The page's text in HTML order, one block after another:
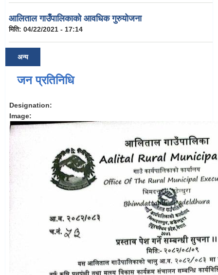
आलिताल गाउँपालिकाको आवधिक गुरुयोजना
मिति: 04/22/2021 - 17:14
अन्य
जन प्रतिनिधि
Designation:
Image: